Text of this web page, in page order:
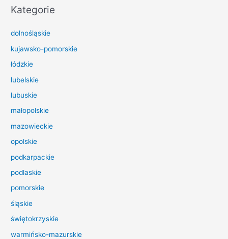
k
j
d
l
Kategorie
dolnośląskie
kujawsko-pomorskie
łódzkie
lubelskie
lubuskie
małopolskie
mazowieckie
opolskie
podkarpackie
podlaskie
pomorskie
śląskie
świętokrzyskie
warmińsko-mazurskie